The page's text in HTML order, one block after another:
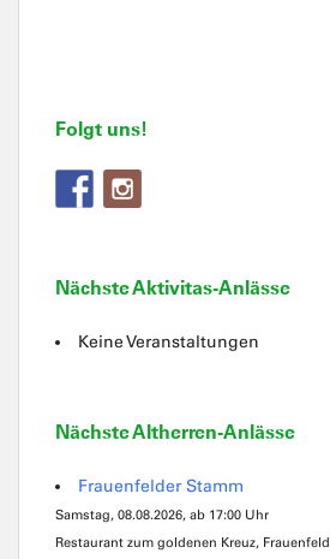
Folgt uns!
Nächste Aktivitas-Anlässe
Keine Veranstaltungen
Nächste Altherren-Anlässe
Frauenfelder Stamm
Samstag, 08.08.2026, ab 17:00 Uhr
Restaurant zum goldenen Kreuz, Frauenfeld